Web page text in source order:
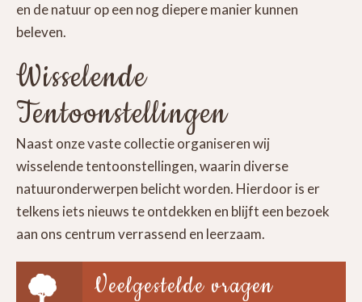
en de natuur op een nog diepere manier kunnen
beleven.
Wisselende
Tentoonstellingen
Naast onze vaste collectie organiseren wij
wisselende tentoonstellingen, waarin diverse
natuuronderwerpen belicht worden. Hierdoor is er
telkens iets nieuws te ontdekken en blijft een bezoek
aan ons centrum verrassend en leerzaam.
Veelgestelde vragen